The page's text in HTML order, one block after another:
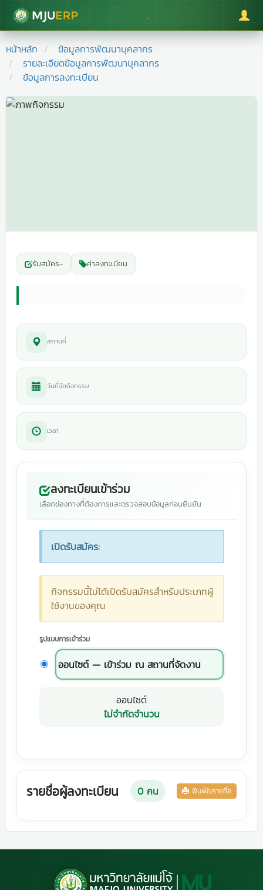
มหาวิทยาลัยแม่โจ้
หน้าหลัก
ข้อมูลการพัฒนาบุคลากร
รายละเอียดข้อมูลการพัฒนาบุคลากร
ข้อมูลการลงทะเบียน
รับสมัคร- ค่าลงทะเบียน
สถานที่
วันที่จัดกิจกรรม
เวลา
ลงทะเบียนเข้าร่วม
เลือกช่องทางที่ต้องการและตรวจสอบข้อมูลก่อนยืนยัน
เปิดรับสมัคร:
กิจกรรมนี้ไม่ได้เปิดรับสมัครสำหรับประเภทผู้
ใช้งานของคุณ
รูปแบบการเข้าร่วม
ออนไซต์ — เข้าร่วม ณ สถานที่จัดงาน
ออนไซต์
ไม่จำกัดจำนวน
รายชื่อผู้ลงทะเบียน 0คน พิมพ์ใบรายชื่อ